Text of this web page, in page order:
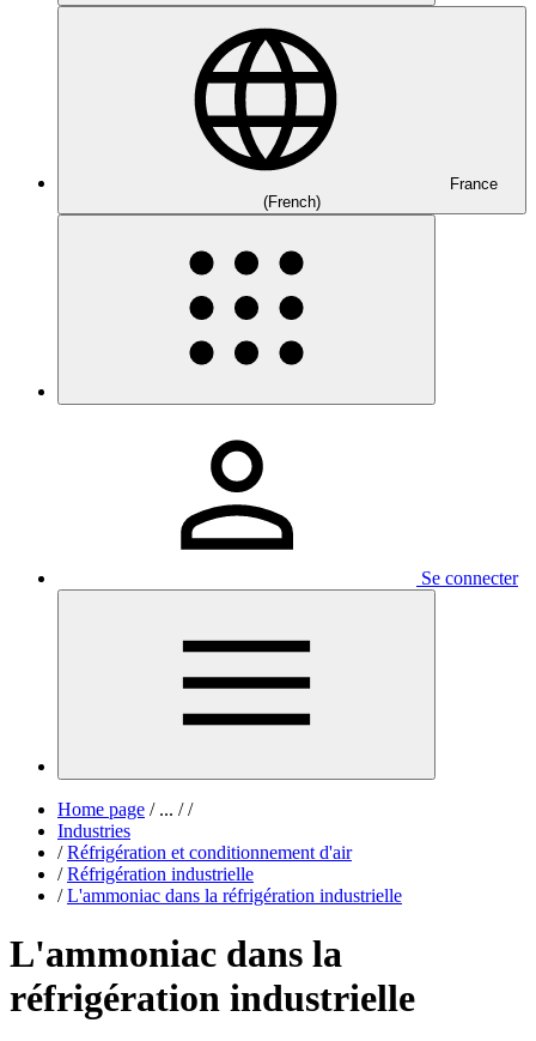
France
(French)
Se connecter
Home page /... / /
Industries
/ Réfrigération et conditionnement d'air
/ Réfrigération industrielle
/ L'ammoniac dans la réfrigération industrielle
L'ammoniac dans la
réfrigération industrielle